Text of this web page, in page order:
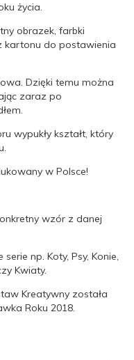
życia.
obrazek, farbki
kartonu do postawienia
Dzięki temu można
zaraz po
wypukły kształt, który
w Polsce!
wzór z danej
np. Koty, Psy, Konie,
Kwiaty.
Kreatywny została
Roku 2018.